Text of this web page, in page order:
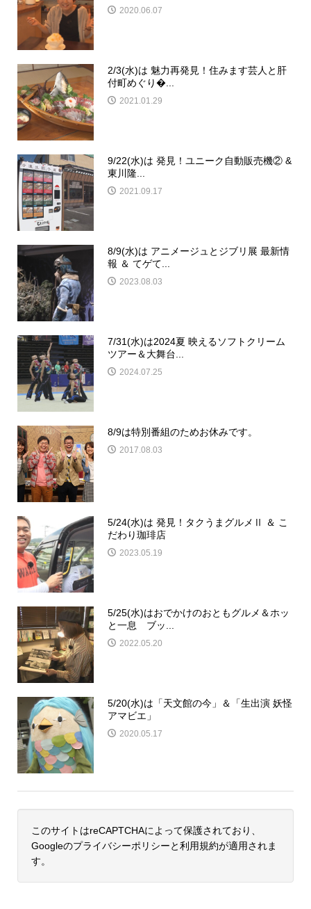
2020.06.07
2/3(水)は 魅力再発見！住みます芸人と肝
付町めぐり�...
2021.01.29
9/22(水)は 発見！ユニーク自動販売機② &
東川隆...
2021.09.17
8/9(水)は アニメージュとジブリ展 最新情
報 ＆ てゲて...
2023.08.03
7/31(水)は2024夏 映えるソフトクリーム
ツアー＆大舞台...
2024.07.25
8/9は特別番組のためお休みです。
2017.08.03
5/24(水)は 発見！タクうまグルメⅡ ＆ こ
だわり珈琲店
2023.05.19
5/25(水)はおでかけのおともグルメ＆ホッ
と一息 ブッ...
2022.05.20
5/20(水)は「天文館の今」＆「生出演 妖怪
アマビエ」
2020.05.17
このサイトはreCAPTCHAによって保護されており、
Googleのプライバシーポリシーと利用規約が適用されま
す。